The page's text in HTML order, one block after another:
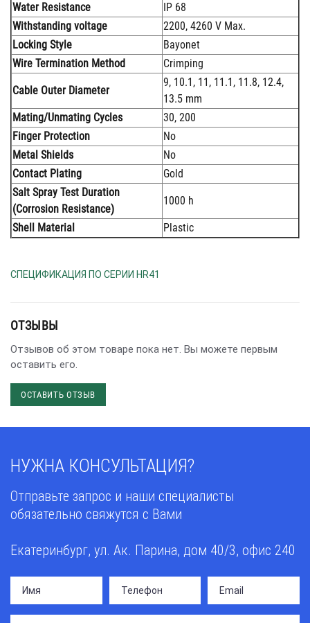
Water Resistance
IP 68
Withstanding voltage
2200, 4260 V Max.
Locking Style
Bayonet
Wire Termination Method
Crimping
Cable Outer Diameter
9, 10.1, 11, 11.1, 11.8, 12.4,
13.5 mm
Mating/Unmating Cycles
30, 200
Finger Protection
No
Metal Shields
No
Contact Plating
Gold
Salt Spray Test Duration
(Corrosion Resistance)
1000 h
Shell Material Plastic
СПЕЦИФИКАЦИЯ ПО СЕРИИ HR41
ОТЗЫВЫ
Отзывов об этом товаре пока нет. Вы можете первым
оставить его.
ОСТАВИТЬ ОТЗЫВ
НУЖНА КОНСУЛЬТАЦИЯ?
Отправьте запрос и наши специалисты
обязательно свяжутся с Вами
Екатеринбург, ул. Ак. Парина, дом 40/3, офис 240